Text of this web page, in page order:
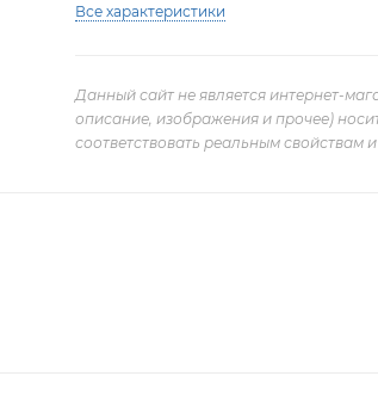
Все характеристики
Данный сайт не является интернет-
описание, изображения и прочее)
соответствовать реальным свойствам